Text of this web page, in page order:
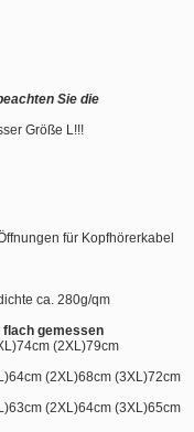
Sie die
Größe L!!!
für Kopfhörerkabel
ca. 280g/qm
flach gemessen
(2XL)79cm
(2XL)68cm (3XL)72cm
(2XL)64cm (3XL)65cm